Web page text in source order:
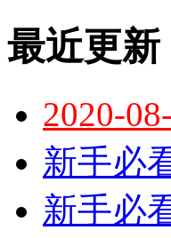
最近更新
2020-
新手必
新手必